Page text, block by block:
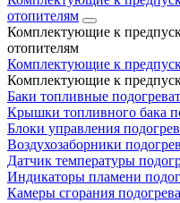
отопителям
Комплектующие к
отопителям
Комплектующие к
Комплектующие к
Баки топливные
Крышки топливного бака
Блоки управления
Воздухозаборники
Датчик температуры
Индикаторы пламени
Камеры сгорания